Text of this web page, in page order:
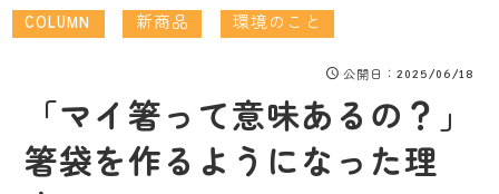
COLUMN 新商品 環境のこと
公開日 ：2025/06/18
「マイ箸って意味あるの？」
箸袋を作るようになった理